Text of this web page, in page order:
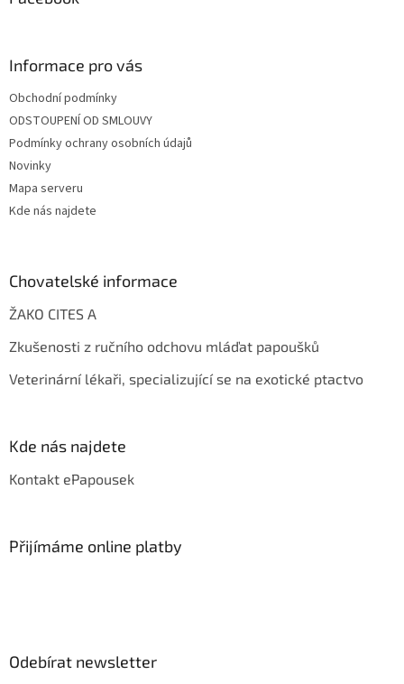
Informace pro vás
Obchodní podmínky
ODSTOUPENÍ OD SMLOUVY
Podmínky ochrany osobních údajů
Novinky
Mapa serveru
Kde nás najdete
Chovatelské informace
ŽAKO CITES A
Zkušenosti z ručního odchovu mláďat papoušků
Veterinární lékaři, specializující se na exotické ptactvo
Kde nás najdete
Kontakt ePapousek
Přijímáme online platby
Odebírat newsletter